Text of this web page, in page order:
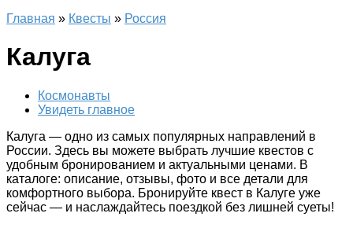
Главная » Квесты » Россия
Калуга
Космонавты
Увидеть главное
Калуга — одно из самых популярных направлений в
России. Здесь вы можете выбрать лучшие квестов с
удобным бронированием и актуальными ценами. В
каталоге: описание, отзывы, фото и все детали для
комфортного выбора. Бронируйте квест в Калуге уже
сейчас — и наслаждайтесь поездкой без лишней суеты!